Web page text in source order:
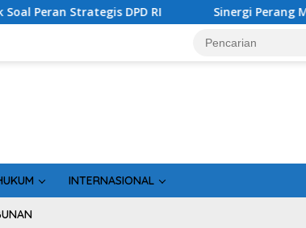
Sinergi Perang Melawan Narkoba di Kalimantan
INTERNASIONAL